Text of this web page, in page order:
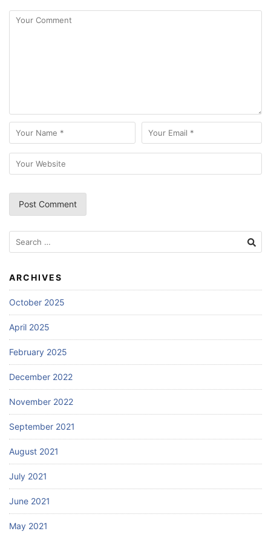
Search
for:
ARCHIVES
October 2025
April 2025
February 2025
December 2022
November 2022
September 2021
August 2021
July 2021
June 2021
May 2021